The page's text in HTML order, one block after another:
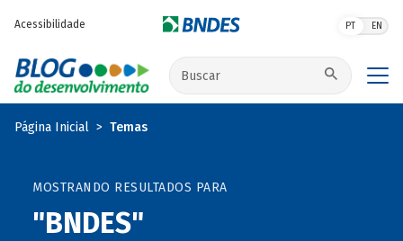
Acessibilidade PT EN
Buscar no site
Página Inicial Temas
MOSTRANDO RESULTADOS PARA
"BNDES"